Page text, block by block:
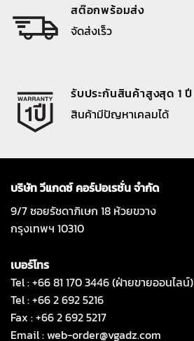
สต๊อกพร้อมส่ง
จัดส่งเร็ว
รับประกันสินค้าสูงสุด 1 ปี
สินค้ามีปัญหาเคลมได้
บริษัท วีแกดซ์ คอร์ปอเรชั่น จำกัด
9/7 ซอยรัชดาภิเษก 18 ห้วยขวาง
กรุงเทพฯ 10310
เบอร์โทร
Tel : +66 81 170 3446 (ฝ่ายขายออนไลน์)
Tel : +66 2 692 5216
Fax : +66 2 692 5217
Email :web-order@vgadz.com